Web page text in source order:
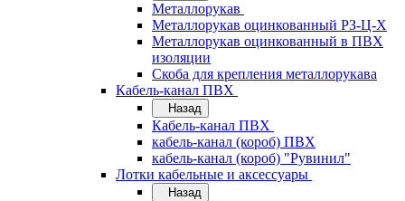
Металлорукав
Металлорукав оцинкованный РЗ-Ц-Х
Металлорукав оцинкованный в ПВХ
изоляции
Скоба для крепления металлорукава
Кабель-канал ПВХ
Назад
Кабель-канал ПВХ
кабель-канал (короб) ПВХ
кабель-канал (короб) "Рувинил"
Лотки кабельные и аксессуары
Назад